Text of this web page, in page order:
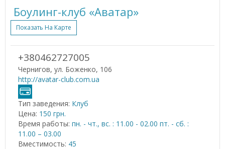
Боулинг-клуб «Аватар»
Показать На Карте
+380462727005
Чернигов, ул. Боженко, 106
http://avatar-club.com.ua
Тип заведения: Клуб
Цена: 150 грн.
Время работы: пн. - чт., вс. : 11.00 - 02.00 пт. - сб. :
11.00 – 03.00
Вместимость: 45